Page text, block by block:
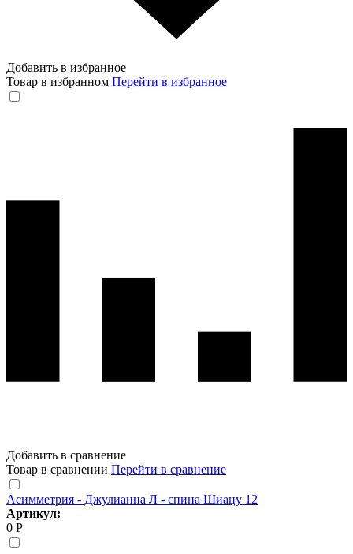
Добавить в избранное
Товар в избранном Перейти в избранное
Добавить в сравнение
Товар в сравнении Перейти в сравнение
Асимметрия - Джулианна Л - спина Шиацу 12
Артикул:
0 Р